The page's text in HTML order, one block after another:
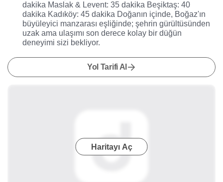
dakika Maslak & Levent: 35 dakika Beşiktaş: 40
dakika Kadıköy: 45 dakika Doğanın içinde, Boğaz'ın
büyüleyici manzarası eşliğinde; şehrin gürültüsünden
uzak ama ulaşımı son derece kolay bir düğün
deneyimi sizi bekliyor.
Yol Tarifi Al
Haritayı Aç